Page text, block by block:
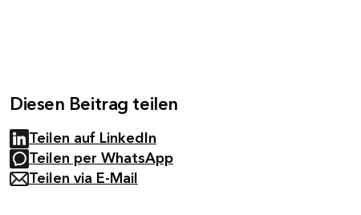
Diesen Beitrag teilen
Teilen auf LinkedIn
Teilen per WhatsApp
Teilen via E-Mail